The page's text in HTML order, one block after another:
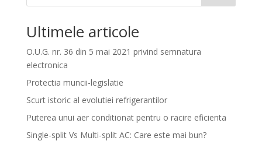
Ultimele articole
O.U.G. nr. 36 din 5 mai 2021 privind semnatura
electronica
Protectia muncii-legislatie
Scurt istoric al evolutiei refrigerantilor
Puterea unui aer conditionat pentru o racire eficienta
Single-split Vs Multi-split AC: Care este mai bun?